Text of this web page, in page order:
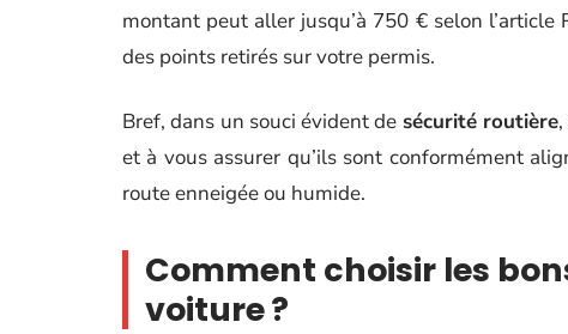
montant peut aller jusqu’à 750 € selon
des points retirés sur votre permis.
Bref, dans un souci évident de sécurité routière
et à vous assurer qu’ils sont conformément
route enneigée ou humide.
Comment choisir les
voiture ?